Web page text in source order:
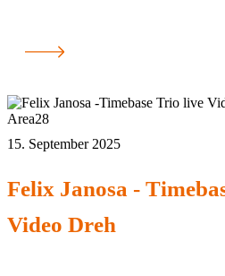
Area28
15. September 2025
Felix Janosa -
Video Dreh